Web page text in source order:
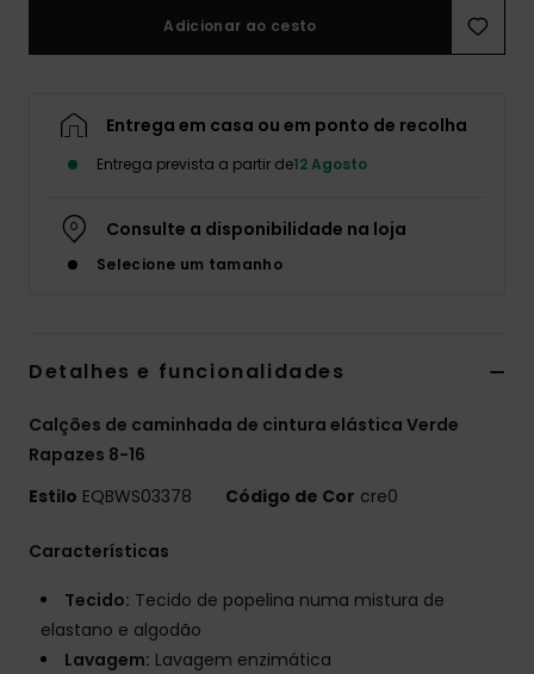
Adicionar ao cesto
Entrega em casa ou em ponto de recolha
Entrega prevista a partir de12 Agosto
Consulte a disponibilidade na loja
Selecione um tamanho
Detalhes e funcionalidades
Calções de caminhada de cintura elástica Verde
Rapazes 8-16
Estilo EQBWS03378 Código de Cor cre0
Características
Tecido: Tecido de popelina numa mistura de
elastano e algodão
Lavagem: Lavagem enzimática